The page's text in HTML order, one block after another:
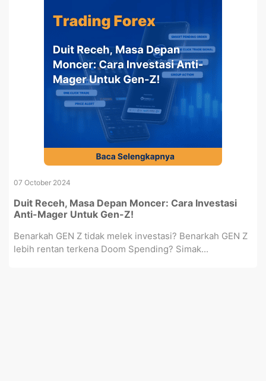
07 October 2024
Duit Receh, Masa Depan Moncer: Cara Investasi
Anti-Mager Untuk Gen-Z!
Benarkah GEN Z tidak melek investasi? Benarkah GEN Z
lebih rentan terkena Doom Spending? Simak...